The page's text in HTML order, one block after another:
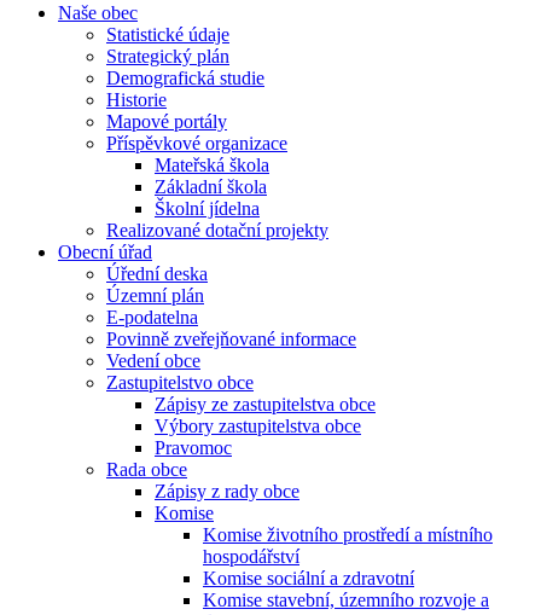
Naše obec
Statistické údaje
Strategický plán
Demografická studie
Historie
Mapové portály
Příspěvkové organizace
Mateřská škola
Základní škola
Školní jídelna
Realizované dotační projekty
Obecní úřad
Úřední deska
Územní plán
E-podatelna
Povinně zveřejňované informace
Vedení obce
Zastupitelstvo obce
Zápisy ze zastupitelstva obce
Výbory zastupitelstva obce
Pravomoc
Rada obce
Zápisy z rady obce
Komise
Komise životního prostředí a místního
hospodářství
Komise sociální a zdravotní
Komise stavební, územního rozvoje a